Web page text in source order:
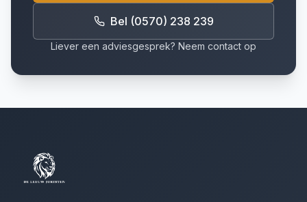
Bel (0570) 238 239
Liever een adviesgesprek? Neem contact op